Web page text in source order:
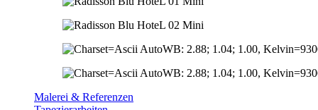
Malerei & Referenzen